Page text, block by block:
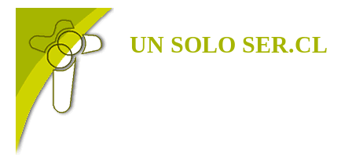
Skip
content
UN SOLO SER.CL